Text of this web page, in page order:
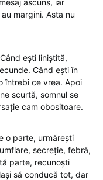
ascuns, iar
margini. Asta nu
ești liniștită,
Când ești în
întrebi ce vrea. Apoi
scurtă, somnul se
cam obositoare.
o parte, urmărești
secreție, febră,
parte, recunoști
să conducă tot, dar